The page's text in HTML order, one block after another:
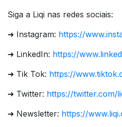
Siga a Liqi nas redes sociais:
➜ Instagram: https://
➜ LinkedIn: https://
➜ Tik Tok: https://
➜ Twitter: https://twitter.com/
➜ Newsletter: https://